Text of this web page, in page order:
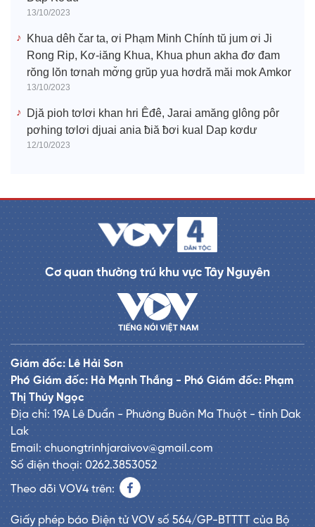
13/10/2023
Khua dêh čar ta, ơi Phạm Minh Chính tŭ jum ơi Ji
Rong Rip, Kơ-iăng Khua, Khua phun akha đơ đam
rŏng lŏn tơnah mơ̆ng grŭp yua hơdră măi mok Amkor
13/10/2023
Djă pioh tơlơi khan hri Êđê, Jarai amăng glông pôr
pơhing tơlơi djuai ania ƀiă ƀơi kual Dap kơdư
12/10/2023
Cơ quan thường trú khu vực Tây Nguyên
Giám đốc: Lê Hải Sơn
Phó Giám đốc: Hà Mạnh Thắng - Phó Giám đốc: Phạm
Thị Thúy Ngọc
Địa chỉ: 19A Lê Duẩn - Phường Buôn Ma Thuột - tỉnh Dak
Lak
Email: chuongtrinhjaraivov@gmail.com
Số điện thoại: 0262.3853052
Theo dõi VOV4 trên:
Giấy phép báo Điện tử VOV số 564/GP-BTTTT của Bộ